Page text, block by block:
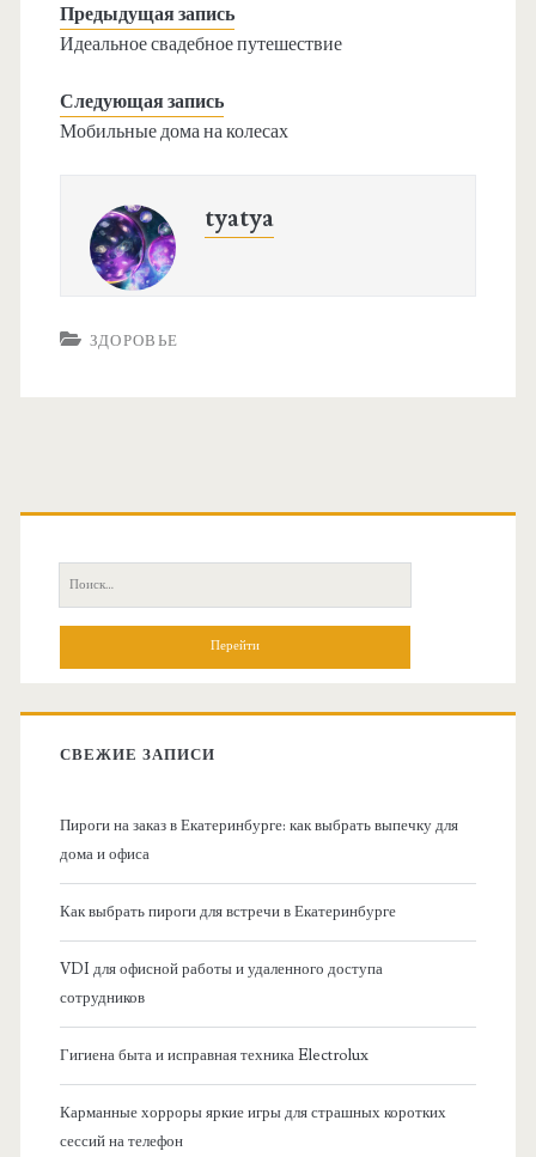
Предыдущая запись
Идеальное свадебное путешествие
Следующая запись
Мобильные дома на колесах
tyatya
ЗДОРОВЬЕ
О
П
о
:
СВЕЖИЕ ЗАПИСИ
Пироги на заказ в Екатеринбурге: как выбрать выпечку для
дома и офиса
Как выбрать пироги для встречи в Екатеринбурге
VDI для офисной работы и удаленного доступа
сотрудников
Гигиена быта и исправная техника Electrolux
Карманные хорроры яркие игры для страшных коротких
сессий на телефон